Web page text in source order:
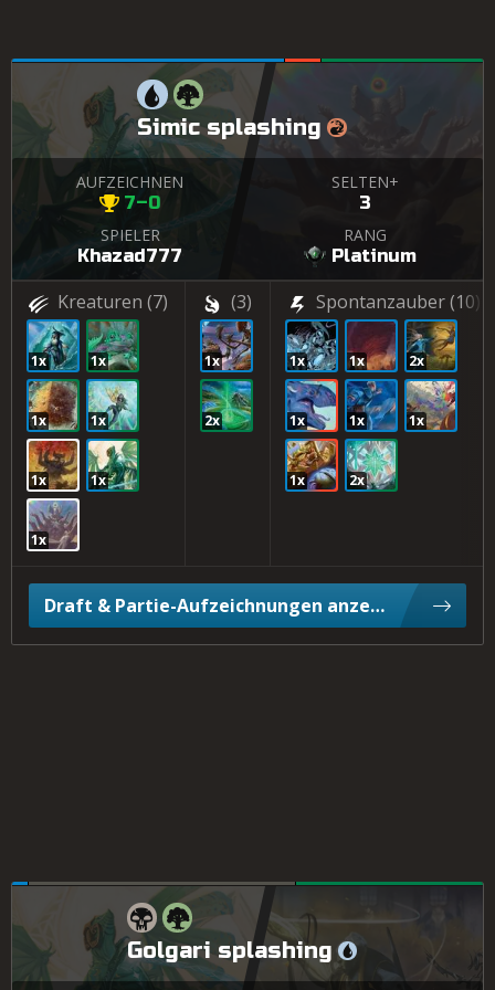
Simic splashing
AUFZEICHNEN
7–0
SELTEN+
3
SPIELER
Khazad777
RANG
Platinum
Kreaturen (7)
1x 1x
1x 1x
1x 1x
1x
(3)
1x
2x
Spontanzauber(10)
1x 1x 2x
1x 1x 1x
1x 2x
Draft & Partie-Aufzeichnungen anzeigen
Golgari splashing